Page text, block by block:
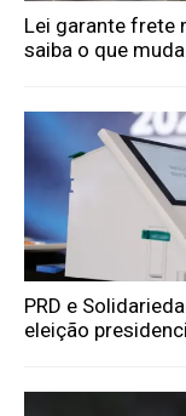
Lei garante frete
saiba o que muda
PRD e
eleição